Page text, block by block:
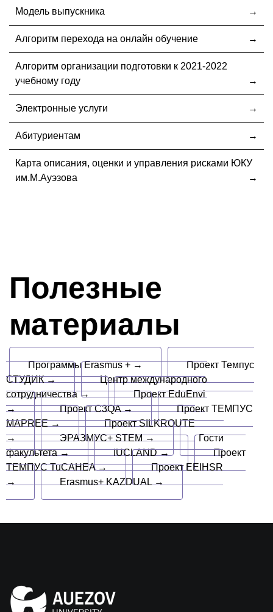
Модель выпускника
Алгоритм перехода на онлайн обучение
Алгоритм организации подготовки к 2021-2022
учебному году
Электронные услуги
Абитуриентам
Карта описания, оценки и управления рисками ЮКУ
им.М.Ауэзова
Полезные
материалы
Программы Erasmus + →
Проект Темпус
СТУДИК →
Центр международного
сотрудничества →
Проект EduEnvi
→
Проект C3QA →
Проект ТЕМПУС
MAPREE →
Проект SILKROUTE
→
ЭРАЗМУС+ STEM →
Гости
факультета →
IUCLAND →
Проект
ТЕМПУС TuCAHEA →
Проект EEIHSR
→
Erasmus+ KAZDUAL →